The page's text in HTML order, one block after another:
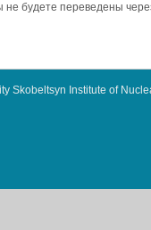
не будете переведены
Skobeltsyn Institute of